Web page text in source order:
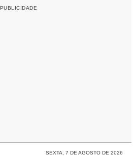
SEXTA, 7 DE AGOSTO DE 2026